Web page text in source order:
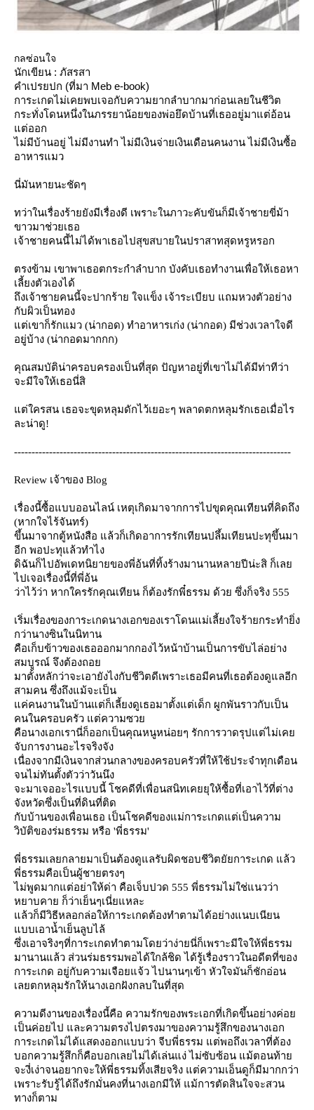
กลซ่อนใจ
นักเขียน : ภัสรสา
คำเปรยปก (ที่มา Meb e-book)
การะเกดไม่เคยพบเจอกับความยากลำบากมาก่อนเลยในชีวิต
กระทั่งโดนหนึ่งในภรรยาน้อยของพ่อยึดบ้านที่เธออยู่มาแต่อ้อน
ต่ออก
ไม่มีบ้านอยู่ ไม่มีงานทำ ไม่มีเงินจ่ายเงินเดือนคนงาน ไม่มีเงินซื้อ
อาหารแมว
นี่มันหายนะชัดๆ
ทว่าในเรื่องร้ายยังมีเรื่องดี เพราะในภาวะคับขันก็มีเจ้าชายขี่ม้า
ขาวมาช่วยเธอ
เจ้าชายคนนี้ไม่ได้พาเธอไปสุขสบายในปราสาทสุดหรูหรอก
ตรงข้าม เขาพาเธอตกระกำลำบาก บังคับเธอทำงานเพื่อให้เธอหา
เลี้ยงตัวเองได้
ถึงเจ้าชายคนนี้จะปากร้าย ใจแข็ง เจ้าระเบียบ แถมหวงตัวอย่าง
กับผิวเป็นทอง
ต่เขาก็รักแมว (น่ากอด) ทำอาหารเก่ง (น่ากอด) มีช่วงเวลาใจดี
อยู่บ้าง (น่ากอดมากกก)
คุณสมบัติน่าครอบครองเป็นที่สุด ปัญหาอยู่ที่เขาไม่ได้มีท่าทีว่า
จะมีใจให้เธอนี่สิ
ต่ใครสน เธอจะขุดหลุมดักไว้เยอะๆ พลาดตกหลุมรักเธอเมื่อไร
ละน่าดู!
-------------------------------------------------------------------------------
Review เจ้าของ Blog
เรื่องนี้ซื้อแบบออนไลน์ เหตุเกิดมาจากการไปขุดคุณเทียนที่คิดถึง
(หากใจไร้จันทร์)
ขึ้นมาจากตู้หนังสือ แล้วก็เกิดอาการรักเทียนปลึ้มเทียนปะทุขึ้นมา
อีก พอปะทุแล้วทำไง
ดิฉันก็ไปอัพเดทนิยายของพี่อ้นที่ทิ้งร้างมานานหลายปีน่ะสิ ก็เล
ไปเจอเรื่องนี้ที่พี่อ้น
ว่าไว้ว่า หากใครรักคุณเทียน ก็ต้องรักพี๋ธรรม ด้วย ซึ่งก็จริง 555
เริ่มเรื่องของการะเกดนางเอกของเราโดนแม่เลี้ยงใจร้ายกระทำยิ่ง
กว่านางซินในนิทาน
คือเก็บข้าวของเธอออกมากกองไว้หน้าบ้านเป็นการขับไล่อย่าง
สมบูรณ์ จึงต้องถอ
มาตั้งหลักว่าจะเอายังไงกับชีวิตดีเพราะเธอมีคนที่เธอต้องดูแลอีก
สามคน ซึ่งถึงแม้จะเป็น
ค่คนงานในบ้านแต่ก็เลี้ยงดูเธอมาตั้งแต่เด็ก ผูกพันราวกับเป็น
คนในครอบครัว แต่ความซว
คือนางเอกเรานี่ก็ออกเป็นคุณหนูหน่อยๆ รักการวาดรุปแต่ไม่เค
จับการงานอะไรจริงจัง
เนื่องจากมีเงินจากส่วนกลางของครอบครัวที่ให้ใช้ประจำทุกเดือน
จนไม่ทันตั้งตัวว่าวันนึง
จะมาเจออะไรแบบนี้ โชคดีที่เพื่อนสนิทเคยยุให้ซื้อที่เอาไว้ที่ต่าง
จังหวัดซึ่งเป็นที่ดินที่ติด
กับบ้านของเพื่อนเธอ เป็นโชคดีของแม่การะเกดแต่เป็นความ
วิบัติของร่มธรรม หรือ 'พี่ธรรม'
พี่ธรรมเลยกลายมาเป็นต้องดูแลรับผิดชอบชีวิตยัยการะเกด แล้ว
พี่ธรรมคือเป็นผู้ชายตรงๆ
ไม่พูดมากแต่อย่าให้ด่า คือเจ็บปวด 555 พี่ธรรมไม่ใช่แนวว่า
หยาบคาย ก็ว่าเย็นๆเนี่ยแหละ
ล้วก็มีวิธีหลอกล่อให้การะเกดต้องทำตามได้อย่างแนบเนียน
บบเอาน้ำเย็นลูบไล้
ซึ่งเอาจริงๆที่การะเกดทำตามโดยว่าง่ายนี่ก็เพราะมีใจให้พี่ธรรม
มานานแล้ว ส่วนร่มธรรมพอได้ใกล้ชิด ได้รู้เรื่องราวในอดีตที่ของ
การะเกด อยู่กับความเจือยแจ้ว ไปนานๆเข้า หัวใจมันก็ชักอ่อน
เลยตกหลุมรักให้นางเอกฝังกลบในที่สุด
ความดีงานของเรื่องนี้คือ ความรักของพระเอกที่เกิดขึ้นอย่างค่อ
เป็นค่อยไป และความตรงไปตรงมาของความรู้สึกของนางเอก
การะเกดไม่ได้แสดงออกแบบว่า จีบพี่ธรรม แต่พอถึงเวลาที่ต้อง
บอกความรู้สึกก็คือบอกเลยไม่ได้เล่นแง่ ไม่ซับซ้อน แม้ตอนท้า
จะงี่เง่าจนอยากจะให้พี่ธรรมทิ้งเสียจริง แต่ความเอ็นดูก็มีมากกว่า
เพราะรับรู้ได้ถึงรักมั่นคงที่นางเอกมีให้ แม้การตัดสินใจจะสวน
ทางก็ตาม